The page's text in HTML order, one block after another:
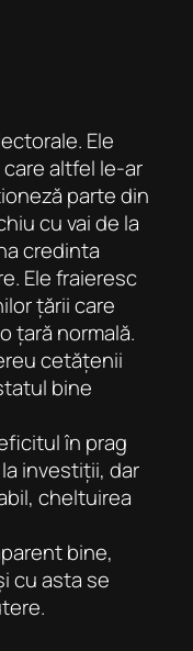
Ele
altfel le-ar
parte din
cu vai de la
credinta
Ele fraieresc
țării care
țară normală.
cetățenii
bine
în prag
investiții, dar
cheltuirea
bine,
cu asta se